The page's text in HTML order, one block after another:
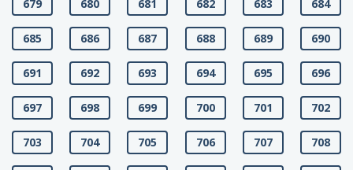
679 680 681 682 683 684
685 686 687 688 689 690
691 692 693 694 695 696
697 698 699 700 701 702
703 704 705 706 707 708